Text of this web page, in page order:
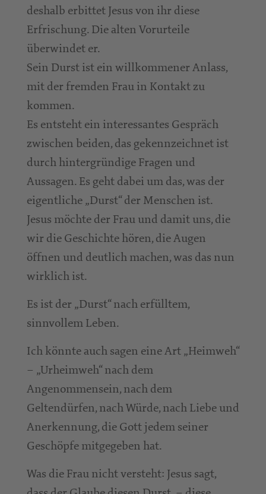
deshalb erbittet Jesus von ihr diese
Erfrischung. Die alten Vorurteile
überwindet er.
Sein Durst ist ein willkommener Anlass,
mit der fremden Frau in Kontakt zu
kommen.
Es entsteht ein interessantes Gespräch
zwischen beiden, das gekennzeichnet ist
durch hintergründige Fragen und
Aussagen. Es geht dabei um das, was der
eigentliche „Durst“ der Menschen ist.
Jesus möchte der Frau und damit uns, die
wir die Geschichte hören, die Augen
öffnen und deutlich machen, was das nun
wirklich ist.
Es ist der „Durst“ nach erfülltem,
sinnvollem Leben.
Ich könnte auch sagen eine Art „Heimweh“
– „Urheimweh“ nach dem
Angenommensein, nach dem
Geltendürfen, nach Würde, nach Liebe und
Anerkennung, die Gott jedem seiner
Geschöpfe mitgegeben hat.
Was die Frau nicht versteht: Jesus sagt,